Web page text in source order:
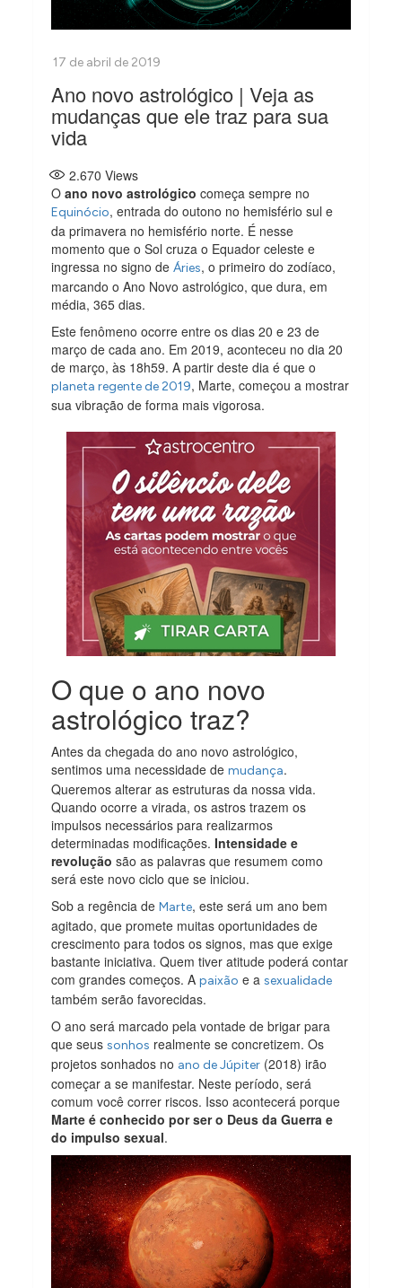
Ano novo astrológico | Veja as
mudanças que ele traz para sua
vida
2.670 Views
Oano novo astrológico começa sempre no
Equinócio, entrada do outono no hemisfério sul e
da primavera no hemisfério norte. É nesse
momento que o Sol cruza o Equador celeste e
ingressa no signo deÁries, o primeiro do zodíaco,
marcando o Ano Novo astrológico, que dura, em
média, 365 dias.
Este fenômeno ocorre entre os dias 20 e 23 de
março de cada ano. Em 2019, aconteceu no dia 20
de março, às 18h59. A partir deste dia é que o
planeta regente de 2019, Marte, começou a mostrar
sua vibração de forma mais vigorosa.
O que o ano novo
astrológico traz?
Antes da chegada do ano novo astrológico,
sentimos uma necessidade demudança.
Queremos alterar as estruturas da nossa vida.
Quando ocorre a virada, os astros trazem os
impulsos necessários para realizarmos
determinadas modificações.Intensidade e
revolução são as palavras que resumem como
será este novo ciclo que se iniciou.
Sob a regência deMarte, este será um ano bem
agitado, que promete muitas oportunidades de
crescimento para todos os signos, mas que exige
bastante iniciativa. Quem tiver atitude poderá contar
com grandes começos. Apaixão e asexualidade
também serão favorecidas.
O ano será marcado pela vontade de brigar para
que seussonhos realmente se concretizem. Os
projetos sonhados no ano de Júpiter (2018) irão
começar a se manifestar. Neste período, será
comum você correr riscos. Isso acontecerá porque
Marte é conhecido por ser o Deus da Guerra e
do impulso sexual.